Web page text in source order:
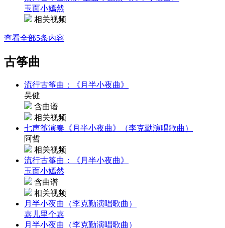
玉面小嫣然
相关视频
查看全部5条内容
古筝曲
流行古筝曲：《月半小夜曲》
吴健
含曲谱
相关视频
七声筝演奏《月半小夜曲》（李克勤演唱歌曲）
阿哲
相关视频
流行古筝曲：《月半小夜曲》
玉面小嫣然
含曲谱
相关视频
月半小夜曲（李克勤演唱歌曲）
嘉儿里个嘉
月半小夜曲（李克勤演唱歌曲）